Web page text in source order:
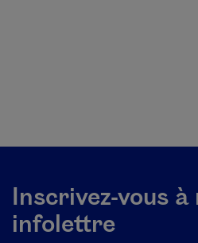
Inscrivez-vous
infolettre